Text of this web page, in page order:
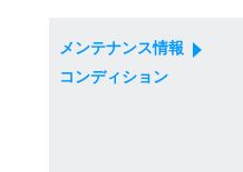
メンテナンス情報
コンディション